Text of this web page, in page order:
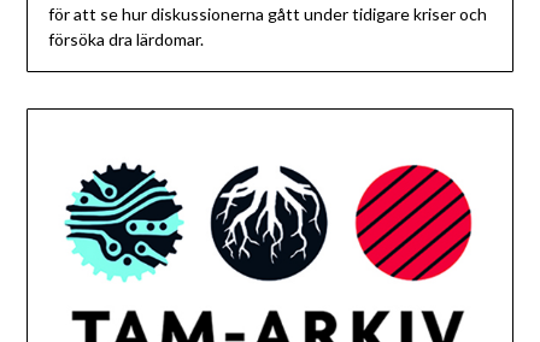
för att se hur diskussionerna gått under tidigare kriser och
försöka dra lärdomar.